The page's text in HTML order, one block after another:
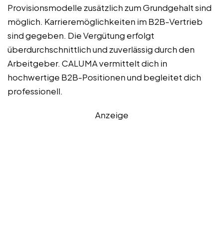
Provisionsmodelle zusätzlich zum Grundgehalt sind
möglich. Karrieremöglichkeiten im B2B-Vertrieb
sind gegeben. Die Vergütung erfolgt
überdurchschnittlich und zuverlässig durch den
Arbeitgeber. CALUMA vermittelt dich in
hochwertige B2B-Positionen und begleitet dich
professionell.
Anzeige